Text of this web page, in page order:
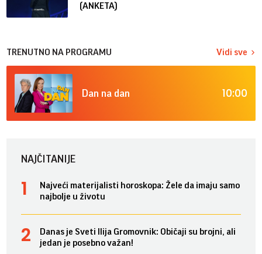
(ANKETA)
TRENUTNO NA PROGRAMU Vidi sve
Dan na dan 10:00
NAJČITANIJE
Najveći materijalisti horoskopa: Žele da imaju samo
najbolje u životu
Danas je Sveti Ilija Gromovnik: Običaji su brojni, ali
jedan je posebno važan!